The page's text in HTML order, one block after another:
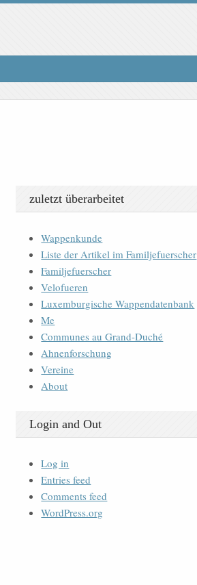
zuletzt überarbeitet
Wappenkunde
Liste der Artikel im Familjefuerscher
Familjefuerscher
Velofueren
Luxemburgische Wappendatenbank
Me
Communes au Grand-Duché
Ahnenforschung
Vereine
About
Login and Out
Log in
Entries feed
Comments feed
WordPress.org